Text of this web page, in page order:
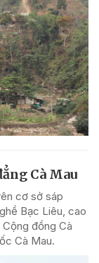
Cà Mau
cơ sở sáp
Bạc Liêu, cao
đồng Cà
Cà Mau.